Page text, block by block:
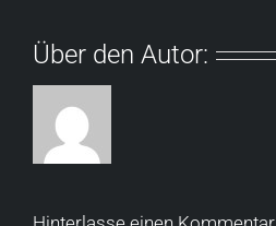
Über den Autor: